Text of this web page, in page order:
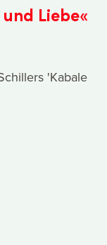
Liebe«
'Kabale